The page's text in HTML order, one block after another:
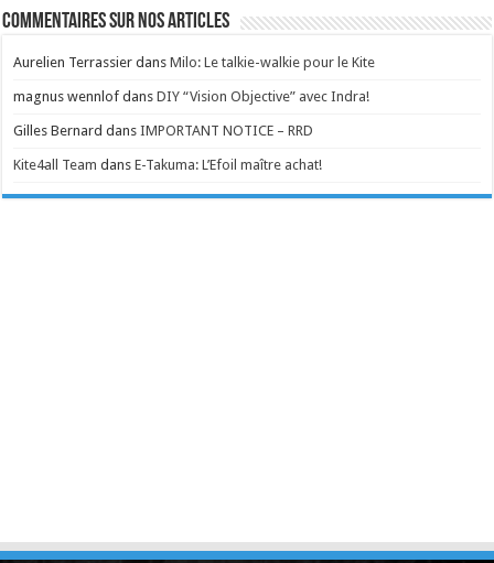
Commentaires sur nos articles
Aurelien Terrassier dansMilo: Le talkie-walkie pour le Kite
magnus wennlof dansDIY “Vision Objective” avec Indra!
Gilles Bernard dansIMPORTANT NOTICE – RRD
Kite4all Team dansE-Takuma: L’Efoil maître achat!